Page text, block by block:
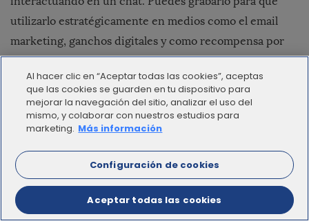
utilizarlo estratégicamente en medios como el email
marketing, ganchos digitales y como recompensa por
producir este contenido puedes captar leads para tu
negocio.
Observa este Webinar en el que Google Hangouts se
presenta para un público en particular:
Al hacer clic en “Aceptar todas las cookies”, aceptas
que las cookies se guarden en tu dispositivo para
mejorar la navegación del sitio, analizar el uso del
mismo, y colaborar con nuestros estudios para
marketing. Más información
Configuración de cookies
Aceptar todas las cookies